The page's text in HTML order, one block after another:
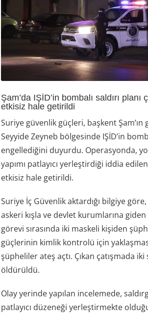
Şam’da IŞİD’in bombalı saldırı
etkisiz hale getirildi
Suriye güvenlik güçleri, başkent Şam’ın
Seyyide Zeyneb bölgesinde IŞİD’in
engellediğini duyurdu. Operasyonda,
yapımı patlayıcı yerleştirdiği iddia
etkisiz hale getirildi.
Suriye İç Güvenlik aktardığı bilgiye
askeri kışla ve devlet kurumlarına
görevi sırasında iki maskeli kişiden
güçlerinin kimlik kontrolü için
şüpheliler ateş açtı. Çıkan çatışmada iki
öldürüldü.
Olay yerinde yapılan incelemede,
patlayıcı düzeneği yerleştirmekte